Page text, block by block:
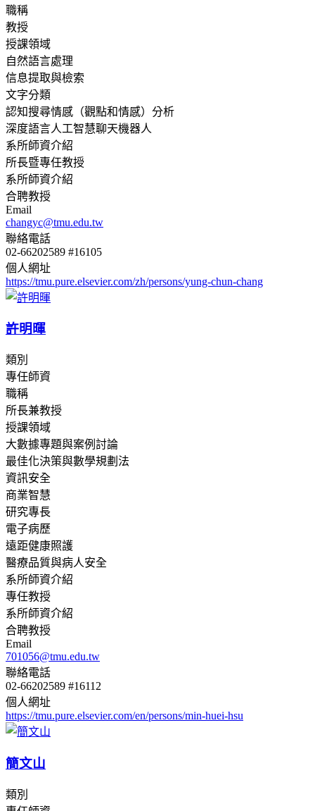
職稱
教授
授課領域
自然語言處理
信息提取與檢索
文字分類
認知搜尋情感（觀點和情感）分析
深度語言人工智慧聊天機器人
系所師資介紹
所長暨專任教授
系所師資介紹
合聘教授
Email
changyc@tmu.edu.tw
聯絡電話
02-66202589 #16105
個人網址
https://tmu.pure.elsevier.com/zh/persons/yung-chun-chang
許明暉
類別
專任師資
職稱
所長兼教授
授課領域
大數據專題與案例討論
最佳化決策與數學規劃法
資訊安全
商業智慧
研究專長
電子病歷
遠距健康照護
醫療品質與病人安全
系所師資介紹
專任教授
系所師資介紹
合聘教授
Email
701056@tmu.edu.tw
聯絡電話
02-66202589 #16112
個人網址
https://tmu.pure.elsevier.com/en/persons/min-huei-hsu
簡文山
類別